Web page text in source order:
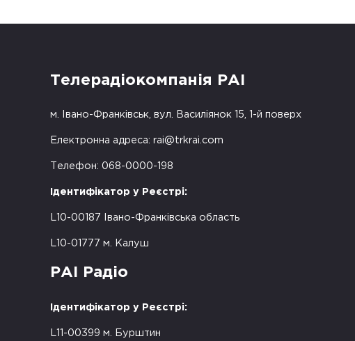
Телерадіокомпанія РАІ
м. Івано-Франківськ, вул. Василіянок 15, 1-й поверх
Електронна адреса: rai@trkrai.com
Телефон: 068-0000-198
Ідентифікатор у Реєстрі:
L10-00187 Івано-Франківська область
L10-01777 м. Калуш
РАІ Радіо
Ідентифікатор у Реєстрі:
L11-00399 м. Бурштин